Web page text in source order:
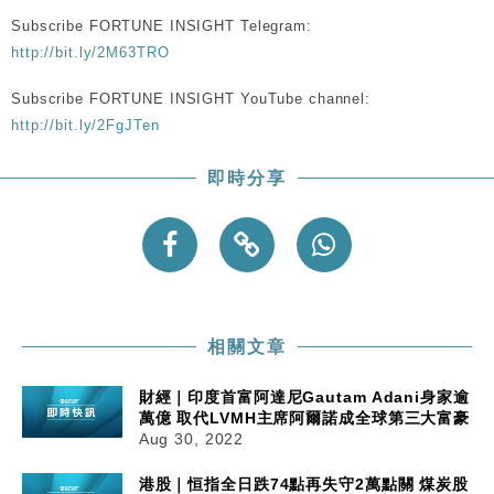
Subscribe FORTUNE INSIGHT Telegram:
http://bit.ly/2M63TRO
Subscribe FORTUNE INSIGHT YouTube channel:
http://bit.ly/2FgJTen
即時分享
相關文章
財經｜印度首富阿達尼Gautam Adani身家逾
萬億 取代LVMH主席阿爾諾成全球第三大富豪
Aug 30, 2022
港股｜恒指全日跌74點再失守2萬點關 煤炭股